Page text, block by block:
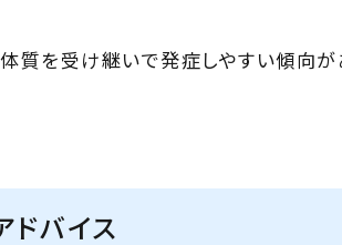
質を受け継いで発症しやすい傾向が
バイス